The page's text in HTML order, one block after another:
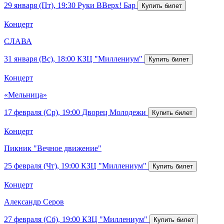
29 января (Пт), 19:30 Руки ВВерх! Бар
Концерт
СЛАВА
31 января (Вс), 18:00 КЗЦ "Миллениум"
Концерт
«Мельница»
17 февраля (Ср), 19:00 Дворец Молодежи
Концерт
Пикник "Вечное движение"
25 февраля (Чт), 19:00 КЗЦ "Миллениум"
Концерт
Александр Серов
27 февраля (Сб), 19:00 КЗЦ "Миллениум"